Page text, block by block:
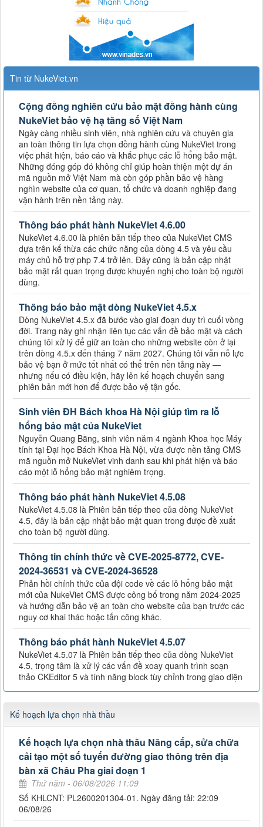
Tin từ NukeViet.vn
Cộng đồng nghiên cứu bảo mật đồng hành cùng
NukeViet bảo vệ hạ tầng số Việt Nam
Ngày càng nhiều sinh viên, nhà nghiên cứu và chuyên gia
an toàn thông tin lựa chọn đồng hành cùng NukeViet trong
việc phát hiện, báo cáo và khắc phục các lỗ hổng bảo mật.
Những đóng góp đó không chỉ giúp hoàn thiện một dự án
mã nguồn mở Việt Nam mà còn góp phần bảo vệ hàng
nghìn website của cơ quan, tổ chức và doanh nghiệp đang
vận hành trên nền tảng này.
Thông báo phát hành NukeViet 4.6.00
NukeViet 4.6.00 là phiên bản tiếp theo của NukeViet CMS
dựa trên kế thừa các chức năng của dòng 4.5 và yêu cầu
máy chủ hỗ trợ php 7.4 trở lên. Đây cũng là bản cập nhật
bảo mật rất quan trọng được khuyến nghị cho toàn bộ người
dùng.
Thông báo bảo mật dòng NukeViet 4.5.x
Dòng NukeViet 4.5.x đã bước vào giai đoạn duy trì cuối vòng
đời. Trang này ghi nhận liên tục các vấn đề bảo mật và cách
chúng tôi xử lý để giữ an toàn cho những website còn ở lại
trên dòng 4.5.x đến tháng 7 năm 2027. Chúng tôi vẫn nỗ lực
bảo vệ bạn ở mức tốt nhất có thể trên nền tảng này —
nhưng nếu có điều kiện, hãy lên kế hoạch chuyển sang
phiên bản mới hơn để được bảo vệ tận gốc.
Sinh viên ĐH Bách khoa Hà Nội giúp tìm ra lỗ
hổng bảo mật của NukeViet
Nguyễn Quang Bằng, sinh viên năm 4 ngành Khoa học Máy
tính tại Đại học Bách Khoa Hà Nội, vừa được nền tảng CMS
mã nguồn mở NukeViet vinh danh sau khi phát hiện và báo
cáo một lỗ hổng bảo mật nghiêm trọng.
Thông báo phát hành NukeViet 4.5.08
NukeViet 4.5.08 là Phiên bản tiếp theo của dòng NukeViet
4.5, đây là bản cập nhật bảo mật quan trong được đề xuất
cho toàn bộ người dùng.
Thông tin chính thức về CVE-2025-8772, CVE-
2024-36531 và CVE-2024-36528
Phản hồi chính thức của đội code về các lỗ hổng bảo mật
mới của NukeViet CMS được công bố trong năm 2024-2025
và hướng dẫn bảo vệ an toàn cho website của bạn trước các
nguy cơ khai thác hoặc tấn công khác.
Thông báo phát hành NukeViet 4.5.07
NukeViet 4.5.07 là Phiên bản tiếp theo của dòng NukeViet
4.5, trọng tâm là xử lý các vấn đề xoay quanh trình soạn
thảo CKEditor 5 và tính năng block tùy chỉnh trong giao diện
Kế hoạch lựa chọn nhà thầu
Kế hoạch lựa chọn nhà thầu Nâng cấp, sửa chữa
cải tạo một số tuyến đường giao thông trên địa
bàn xã Châu Pha giai đoạn 1
Thứ năm - 06/08/2026 11:09
Số KHLCNT: PL2600201304-01. Ngày đăng tải: 22:09
06/08/26